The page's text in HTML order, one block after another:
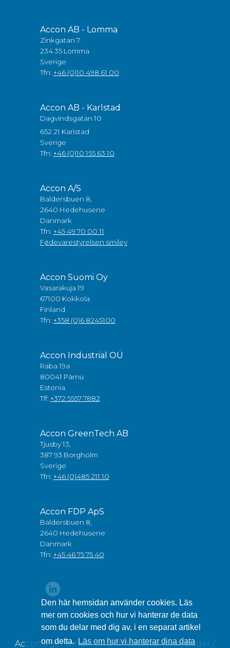
Den här hemsidan använder cookies. Läs
mer om cookies och hur vi hanterar de data
som du delar med dig av, i en separat artikel
om detta.Läs om hur vi hanterar dina data
Accon AB - Lomma
Zinkgatan 7
234 35 Lomma
Sverige
Tfn: +46 (0)10 498 61 00
Accon AB - Karlstad
Dagvindsgatan 10
652 21 Karlstad
Sverige
Tfn: +46 (0)10 155 63 10
Accon A/S
Baldersbuen 8,
2640 Hedehusene
Danmark
Tfn: +45 49 70 00 11
Fødevarestyrelsen smiley
Accon Suomi Oy
Vasarakuja 19
67100 Kokkola
Finland
Tfn: +358 (0)6 8245100
Accon Industrial OÜ
Raba 19a
80041 Pärnu
Estonia
Tlf: +372 5557 7882
Accon GreenTech AB
Tjusby 13,
387 93 Borgholm
Sverige
Tfn: +46 (0)485 211 10
Accon FDP ApS
Baldersbuen 8,
2640 Hedehusene
Danmark
Tfn: +45 46 75 75 40
Accon äger rätten till allt material (text, bilder /